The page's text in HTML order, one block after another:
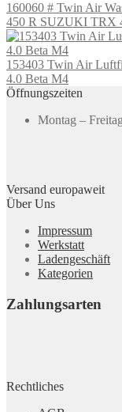
160060 # Twin Air
450 R SUZUKI TRX
153403 Twin Air
4.0 Beta M4
Öffnungszeiten
Montag –
Versand europaweit
Über Uns
Impressum
Werkstatt
Ladengeschäft
Kategorien
Zahlungsarten
Rechtliches